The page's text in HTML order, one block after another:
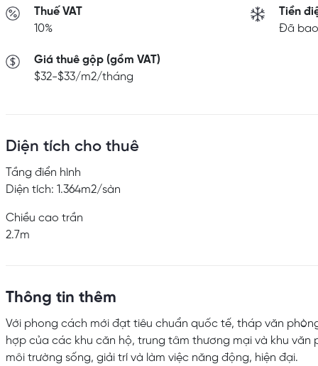
Thuế VAT
10%
Tiền
Đã
Giá thuê gộp (gồm VAT)
$32-$33/m2/tháng
Diện tích cho thuê
Tầng điển hình
Diện tích: 1.364m2/sàn
Chiều cao trần
2.7m
Thông tin thêm
Với phong cách mới đạt tiêu chuẩn quốc tế, tháp văn
hợp của các khu căn hộ, trung tâm thương mại và khu
môi trường sống, giải trí và làm việc năng động, hiện đại.